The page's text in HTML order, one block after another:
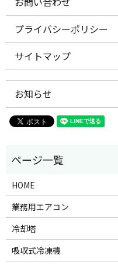
プライバシーポリシー
サイトマップ
お知らせ
HOME
業務用エアコン
冷却塔
吸収式冷凍機